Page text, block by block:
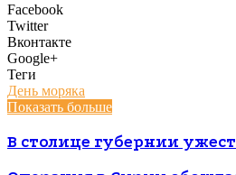
Facebook
Twitter
Вконтакте
Google+
Теги
День моряка
Показать больше
В столице губернии